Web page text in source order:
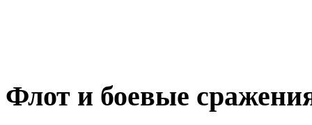
Флот и боевые